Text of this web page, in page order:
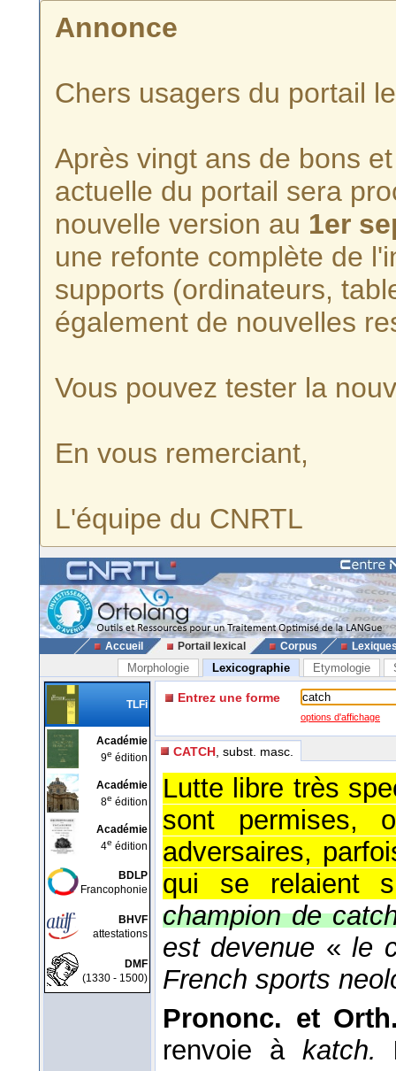
Annonce
Chers usagers du portail
Après vingt ans de bons
actuelle du portail sera
nouvelle version au 1er
une refonte complète de
supports (ordinateurs,
également de nouvelles
Vous pouvez tester la
En vous remerciant,
L'équipe du CNRTL
Accueil Portail lexical Corpus
Morphologie Lexicographie Etymologie
TLFi
Académie
9e édition
Académie
8e édition
Académie
4e édition
BDLP
Francophonie
BHVF
attestations
DMF
(1330 - 1500)
Entrez une forme
options d'affichage
CATCH , subst. masc.
Lutte libre très
sont permises,
adversaires,
qui se relaient
champion de
est devenue «le
French sports
Prononc. et
renvoie à katch.